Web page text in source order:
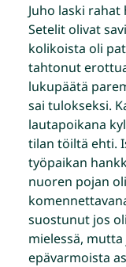
Juho laski
Setelit olivat
kolikoista oli
tahtonut
lukupäätä
sai tulokseksi.
lautapoikana
tilan töiltä ehti.
työpaikan
nuoren pojan
suostunut jos
mielessä,
epävarmoista